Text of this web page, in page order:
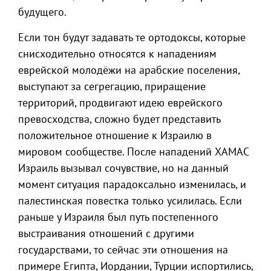
будущего.
Если тон будут задавать те ортодоксы, которые
снисходительно относятся к нападениям
еврейской молодёжи на арабские поселения,
выступают за сегрегацию, приращение
территорий, продвигают идею еврейского
превосходства, сложно будет представить
положительное отношение к Израилю в
мировом сообществе. После нападений ХАМАС
Израиль вызывал сочувствие, но на данный
момент ситуация парадоксально изменилась, и
палестинская повестка только усилилась. Если
раньше у Израиля был путь постепенного
выстраивания отношений с другими
государствами, то сейчас эти отношения на
примере Египта, Иордании, Турции испортились,